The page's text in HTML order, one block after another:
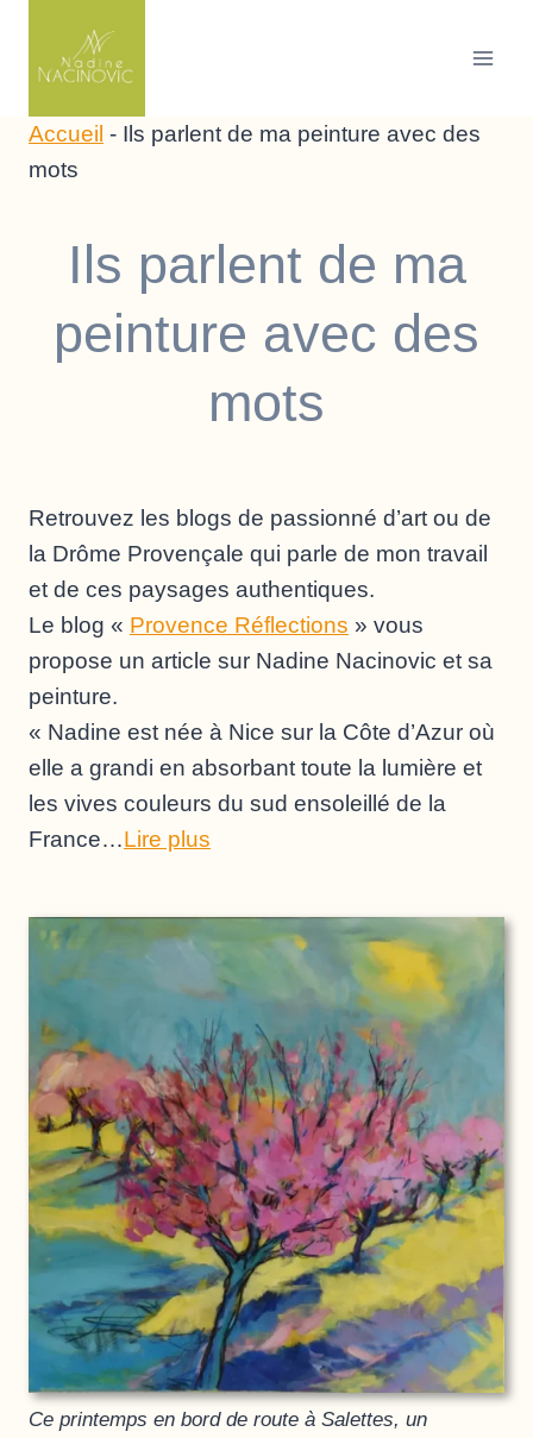
content
Accueil - Ils parlent de ma peinture avec des
mots
Ils parlent de ma
peinture avec des
mots
Retrouvez les blogs de passionné d’art ou de
la Drôme Provençale qui parle de mon travail
et de ces paysages authentiques.
Le blog « Provence Réflections » vous
propose un article sur Nadine Nacinovic et sa
peinture.
« Nadine est née à Nice sur la Côte d’Azur où
elle a grandi en absorbant toute la lumière et
les vives couleurs du sud ensoleillé de la
France…Lire plus
Ce printemps en bord de route à Salettes, un